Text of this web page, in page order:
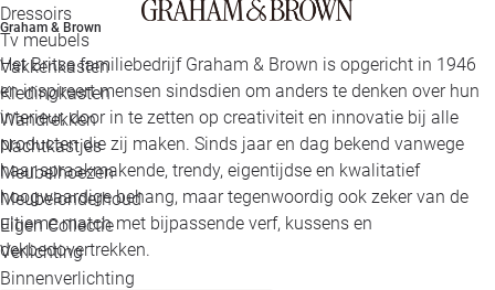
Dressoirs
Tv meubels
Vakkenkasten
Kledingkasten
Wandrekken
Nachtkastjes
Meubelhoezen
Meubelonderhoud
Eigen Collectie
Verlichting
Binnenverlichting
Graham & Brown
Het Britse familiebedrijf Graham & Brown is opgericht in 1946
en inspireert mensen sindsdien om anders te denken over hun
interieur, door in te zetten op creativiteit en innovatie bij alle
producten die zij maken. Sinds jaar en dag bekend vanwege
haar spraakmakende, trendy, eigentijdse en kwalitatief
hoogwaardige behang, maar tegenwoordig ook zeker van de
ultieme match met bijpassende verf, kussens en
dekbedovertrekken.